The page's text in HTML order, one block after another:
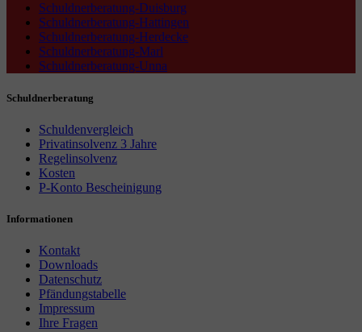
Schuldnerberatung-Duisburg
Schuldnerberatung-Hattingen
Schuldnerberatung-Herdecke
Schuldnerberatung-Marl
Schuldnerberatung-Unna
Schuldnerberatung
Schuldenvergleich
Privatinsolvenz 3 Jahre
Regelinsolvenz
Kosten
P-Konto Bescheinigung
Informationen
Kontakt
Downloads
Datenschutz
Pfändungstabelle
Impressum
Ihre Fragen